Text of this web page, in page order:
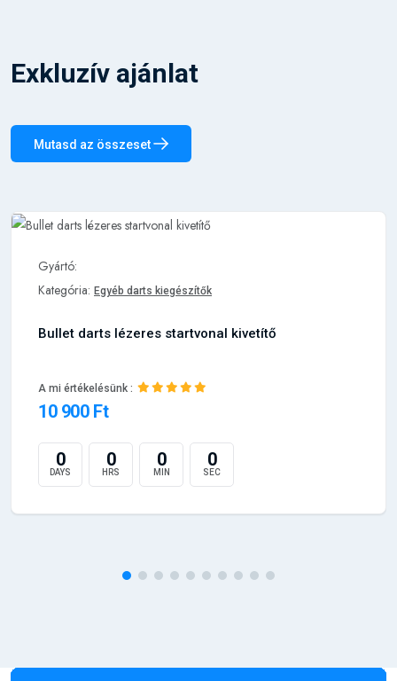
Exkluzív ajánlat
Mutasd az összeset
Gyártó:
Kategória: Egyéb darts kiegészítők
Bullet darts lézeres startvonal kivetítő
A mi értékelésünk :
10 900 Ft
0
DAYS
0
HRS
0
MIN
0
SEC